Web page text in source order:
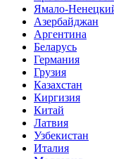
Ямало-
Азербайджан
Аргентина
Беларусь
Германия
Грузия
Казахстан
Киргизия
Китай
Латвия
Узбекистан
Италия